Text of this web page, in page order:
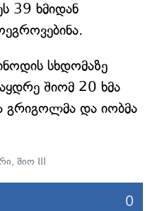
39 ხმიდან
სხდომაზე
შიომ 20 ხმა
გრიგოლმა და იობმა
, შიო III
0